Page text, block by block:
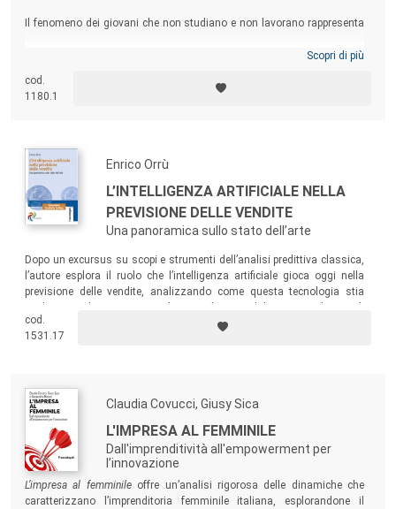
Il fenomeno dei giovani che non studiano e non lavorano rappresenta
offre un contributo del tutto originale per fotografare il fenomeno,
azioni possibili. Un’opera che coniuga riflessione e azione, dati e
intuizioni, per trasformare il potenziale inespresso in un futuro ricco di
Scopri di più
cod.
1180.1
Enrico Orrù
L’INTELLIGENZA ARTIFICIALE NELLA
PREVISIONE DELLE VENDITE
Una panoramica sullo stato dell’arte
Dopo un excursus su scopi e strumenti dell’analisi predittiva classica,
l’autore esplora il ruolo che l’intelligenza artificiale gioca oggi nella
previsione delle vendite, analizzando come questa tecnologia stia
potrebbero essere le sue applicazioni future.
cod.
1531.17
Claudia Covucci, Giusy Sica
L'IMPRESA AL FEMMINILE
Dall'imprenditività all'empowerment per
l’innovazione
L’impresa al femminileoffre un’analisi rigorosa delle dinamiche che
caratterizzano l’imprenditoria femminile italiana, esplorandone il